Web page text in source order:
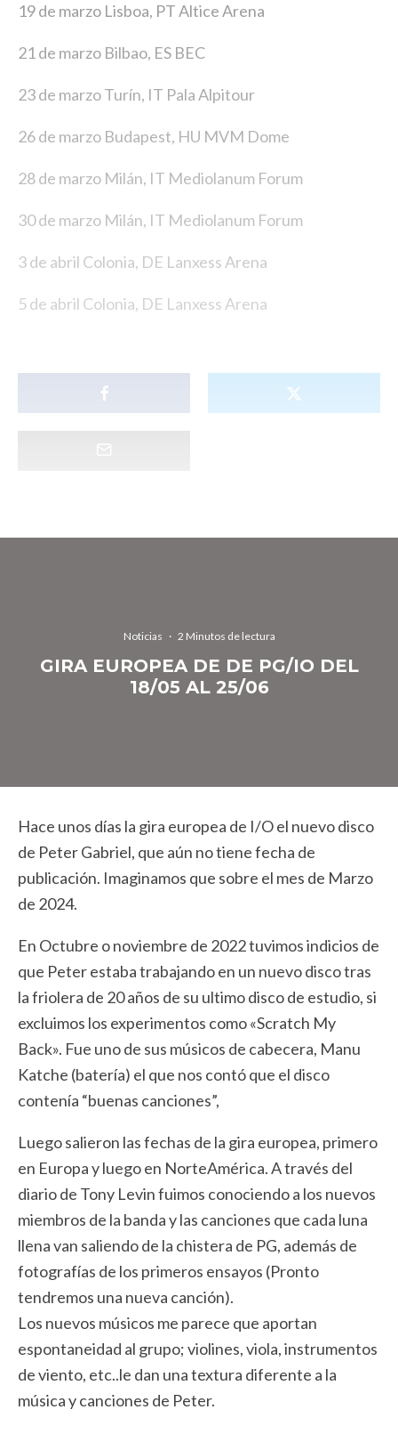
19 de marzo Lisboa, PT Altice Arena
21 de marzo Bilbao, ES BEC
23 de marzo Turín, IT Pala Alpitour
26 de marzo Budapest, HU MVM Dome
28 de marzo Milán, IT Mediolanum Forum
30 de marzo Milán, IT Mediolanum Forum
3 de abril Colonia, DE Lanxess Arena
5 de abril Colonia, DE Lanxess Arena
Noticias · 2 Minutos de lectura
GIRA EUROPEA DE DE PG/IO DEL
18/05 AL 25/06
Hace unos días la gira europea de I/O el nuevo disco
de Peter Gabriel, que aún no tiene fecha de
publicación. Imaginamos que sobre el mes de Marzo
de 2024.
En Octubre o noviembre de 2022 tuvimos indicios de
que Peter estaba trabajando en un nuevo disco tras
la friolera de 20 años de su ultimo disco de estudio, si
excluimos los experimentos como «Scratch My
Back». Fue uno de sus músicos de cabecera, Manu
Katche (batería) el que nos contó que el disco
contenía “buenas canciones”,
Luego salieron las fechas de la gira europea, primero
en Europa y luego en NorteAmérica. A través del
diario de Tony Levin fuimos conociendo a los nuevos
miembros de la banda y las canciones que cada luna
llena van saliendo de la chistera de PG, además de
fotografías de los primeros ensayos (Pronto
tendremos una nueva canción).
Los nuevos músicos me parece que aportan
espontaneidad al grupo; violines, viola, instrumentos
de viento, etc..le dan una textura diferente a la
música y canciones de Peter.